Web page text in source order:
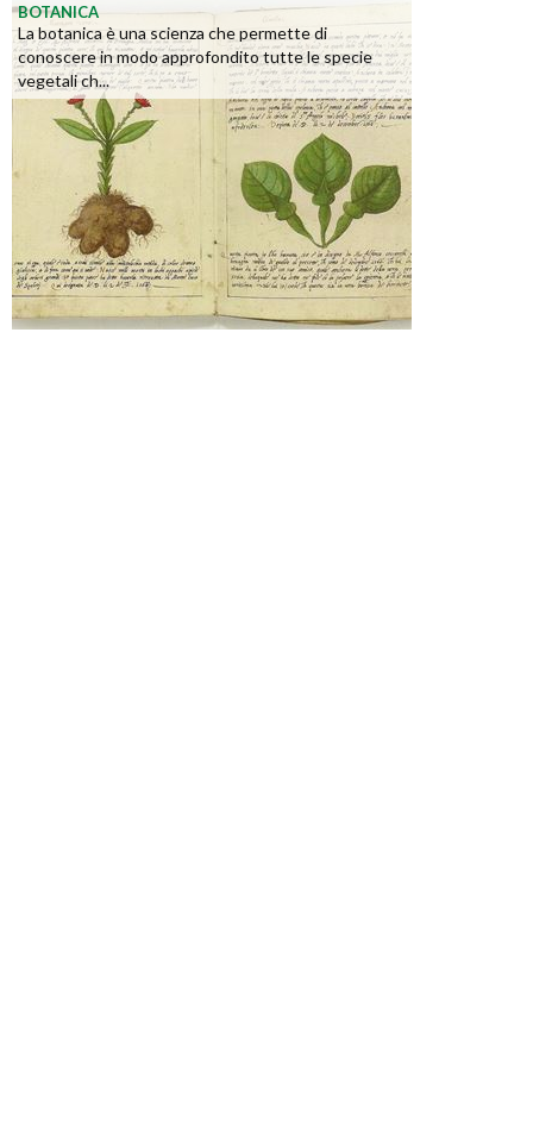
BOTANICA
La botanica è una scienza che permette di
conoscere in modo approfondito tutte le specie
vegetali ch...